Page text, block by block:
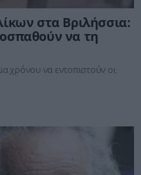
στα Βριλήσσια:
να τη
χρόνου να εντοπιστούν οι